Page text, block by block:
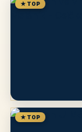
★ TOP
★ TOP